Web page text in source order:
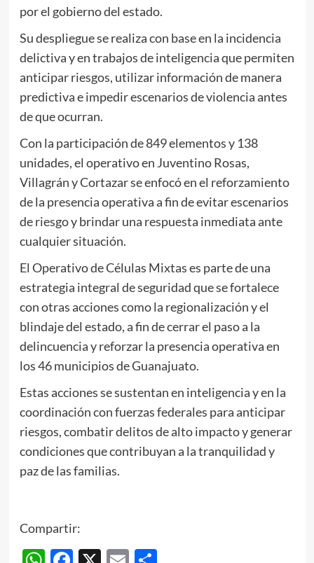
por el gobierno del estado.
Su despliegue se realiza con base en la incidencia
delictiva y en trabajos de inteligencia que permiten
anticipar riesgos, utilizar información de manera
predictiva e impedir escenarios de violencia antes
de que ocurran.
Con la participación de 849 elementos y 138
unidades, el operativo en Juventino Rosas,
Villagrán y Cortazar se enfocó en el reforzamiento
de la presencia operativa a fin de evitar escenarios
de riesgo y brindar una respuesta inmediata ante
cualquier situación.
El Operativo de Células Mixtas es parte de una
estrategia integral de seguridad que se fortalece
con otras acciones como la regionalización y el
blindaje del estado, a fin de cerrar el paso a la
delincuencia y reforzar la presencia operativa en
los 46 municipios de Guanajuato.
Estas acciones se sustentan en inteligencia y en la
coordinación con fuerzas federales para anticipar
riesgos, combatir delitos de alto impacto y generar
condiciones que contribuyan a la tranquilidad y
paz de las familias.
Compartir: